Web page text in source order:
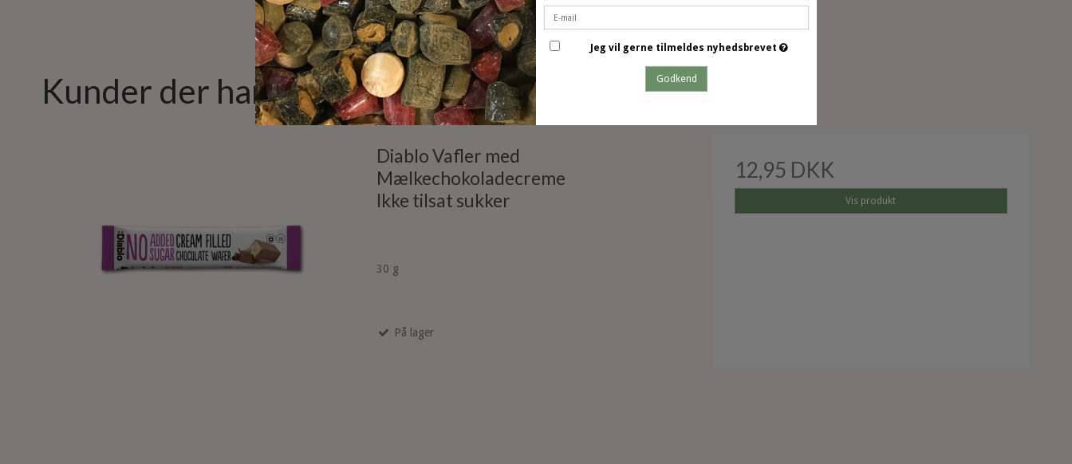
Kunder der har købt dette produkt har også købt
Diablo Vafler med
Mælkechokoladecreme
Ikke tilsat sukker
30 g
På lager
12,95 DKK
Vis produkt
Jeg vil gerne tilmeldes nyhedsbrevet
Godkend